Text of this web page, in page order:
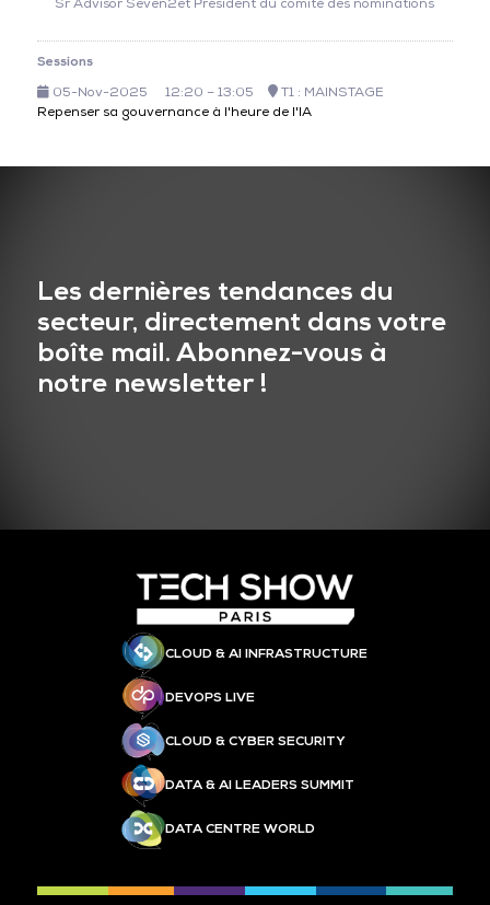
Sr Advisor Seven2et Président du comité des nominations
Sessions
05-Nov-2025
12:20 – 13:05
T1 : MAINSTAGE
Repenser sa gouvernance à l'heure de l'IA
Les dernières tendances du
secteur, directement dans votre
boîte mail. Abonnez-vous à
notre newsletter !
CLOUD & AI INFRASTRUCTURE
DEVOPS LIVE
CLOUD & CYBER SECURITY
DATA & AI LEADERS SUMMIT
DATA CENTRE WORLD